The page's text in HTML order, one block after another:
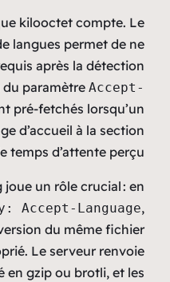
Sur les réseaux 3G,
lazy‑loading des packs
télécharger que le pack
de l’adresse IP
Language. Les packs
utilisateur passe de la
bonus, réduisant
Le CDN
configurant le header
chaque nœud stocke une
HTML avec le texte
alors le pack